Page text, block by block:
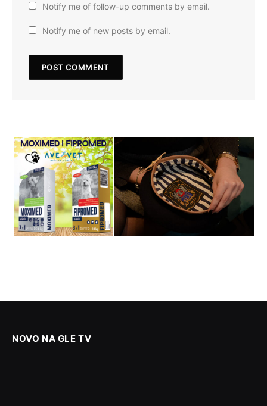
Notify me of follow-up comments by email.
Notify me of new posts by email.
NOVO NA GLE TV